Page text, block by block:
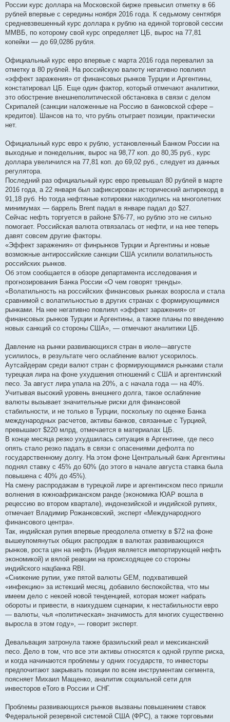
России курс доллара на Московской бирже превысил отметку в 66
рублей впервые с середины ноября 2016 года. К седьмому сентября
средневзвешенный курс доллара к рублю на единой торговой сессии
ММВБ, по которому свой курс определяет ЦБ, вырос на 77,81
копейки — до 69,0286 рубля.
Официальный курс евро впервые с марта 2016 года перевалил за
отметку в 80 рублей. На российскую валюту негативно повлиял
«эффект заражения» от финансовых рынков Турции и Аргентины,
констатировал ЦБ. Еще один фактор, который отмечают аналитики,
это обострение внешнеполитической обстановка в связи с делом
Скрипалей (санкции наложенные на Россию в банковской сфере –
кредитов). Шансов на то, что рубль отыграет позиции, практически
нет.
Официальный курс евро к рублю, установленный Банком России на
выходные и понедельник, вырос на 98,77 коп. до 80,35 руб., курс
доллара увеличился на 77,81 коп. до 69,02 руб., следует из данных
регулятора.
Последний раз официальный курс евро превышал 80 рублей в марте
2016 года, а 22 января был зафиксирован исторический антирекорд в
91,18 руб. Но тогда нефтяные котировки находились на многолетних
минимумах — баррель Brent падал в январе падал до $27.
Сейчас нефть торгуется в районе $76-77, но рублю это не сильно
помогает. Российская валюта отвязалась от нефти, и на нее теперь
давят совсем другие факторы.
«Эффект заражения» от финрынков Турции и Аргентины и новые
возможные антироссийские санкции США усилили волатильность
российских рынков.
Об этом сообщается в обзоре департамента исследования и
прогнозирования Банка России «О чем говорят тренды».
«Волатильность на российских финансовых рынках возросла и стала
сравнимой с волатильностью в других странах с формирующимися
рынками. На нее негативно повлиял «эффект заражения» от
финансовых рынков Турции и Аргентины, а также планы по введению
новых санкций со стороны США», — отмечают аналитики ЦБ.
Давление на рынки развивающихся стран в июле—августе
усилилось, в результате чего ослабление валют ускорилось.
Аутсайдерам среди валют стран с формирующимися рынками стали
турецкая лира на фоне ухудшения отношений с США и аргентинский
песо. За август лира упала на 20%, а с начала года — на 40%.
Учитывая высокий уровень внешнего долга, такое ослабление
валюты вызывает значительные риски для финансовой
стабильности, и не только в Турции, поскольку по оценке Банка
международных расчетов, активы банков, связанные с Турцией,
превышают $220 млрд, отмечается в материалах ЦБ.
В конце месяца резко ухудшилась ситуация в Аргентине, где песо
опять стало резко падать в связи с опасениями дефолта по
государственному долгу. На этом фоне Центральный банк Аргентины
поднял ставку с 45% до 60% (до этого в начале августа ставка была
повышена с 40% до 45%).
На смену распродажам в турецкой лире и аргентинском песо пришли
волнения в южноафриканском ранде (экономика ЮАР вошла в
рецессию во втором квартале), индонезийской и индийской рупиях,
отмечает Владимир Рожанковский, эксперт «Международного
финансового центра».
Так, индийская рупия впервые преодолела отметку в $72 на фоне
вышеупомянутых общих распродаж в валютах развивающихся
рынков, роста цен на нефть (Индия является импортирующей нефть
экономикой) и вялой реакции на происходящее со стороны
индийского нацбанка RBI.
«Снижение рупии, уже пятой валюты GEM, подхватившей
«инфекцию» за истекший месяц, добавило беспокойства, что мы
имеем дело с некоей новой тенденцией, которая может набрать
обороты и привести, в наихудшем сценарии, к нестабильности евро
— валюты, чья «политическая» значимость для многих существенно
выросла в этом году», — говорит эксперт.
Девальвация затронула также бразильский реал и мексиканский
песо. Дело в том, что все эти активы относятся к одной группе риска,
и когда начинаются проблемы у одних государств, то инвесторы
предпочитают закрывать позиции по всем инструментам сегмента,
поясняет Михаил Мащенко, аналитик социальной сети для
инвесторов eToro в России и СНГ.
Проблемы развивающихся рынков вызваны повышением ставок
Федеральной резервной системой США (ФРС), а также торговыми